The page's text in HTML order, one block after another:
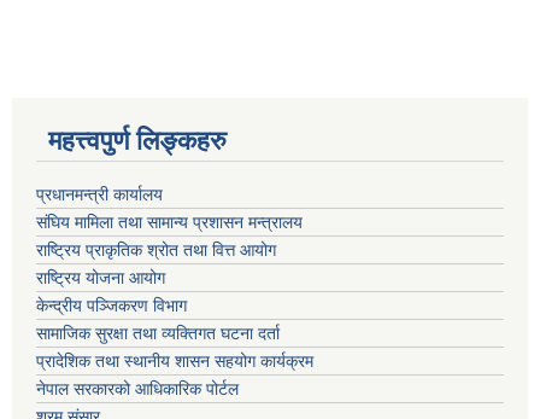
महत्त्वपुर्ण लिङ्कहरु
प्रधानमन्त्री कार्यालय
संघिय मामिला तथा सामान्य प्रशासन मन्त्रालय
राष्ट्रिय प्राकृतिक श्रोत तथा वित्त आयोग
राष्ट्रिय योजना आयोग
केन्द्रीय पञ्जिकरण विभाग
सामाजिक सुरक्षा तथा व्यक्तिगत घटना दर्ता
प्रादेशिक तथा स्थानीय शासन सहयोग कार्यक्रम
नेपाल सरकारको आधिकारिक पोर्टल